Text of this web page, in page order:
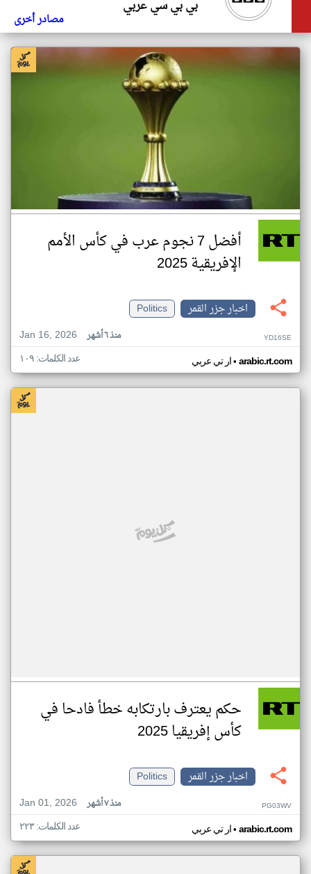
بي بي سي عربي
مصادر أخرى
أفضل 7 نجوم عرب في كأس الأمم
الإفريقية 2025
اخبار جزر القمر
Politics
Jan 16, 2026
منذ ٦ أشهر YD16SE
ار تي عربي• arabic.rt.com عدد الكلمات: ١٠٩
حكم يعترف بارتكابه خطأ فادحا في
كأس إفريقيا 2025
اخبار جزر القمر
Politics
Jan 01, 2026
منذ ٧ أشهر PG03WV
ار تي عربي• arabic.rt.com عدد الكلمات: ٢٢٣